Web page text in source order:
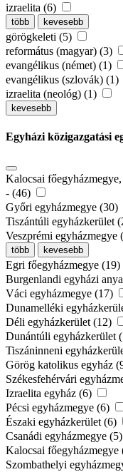
izraelita (6)
több kevesebb
görögkeleti (5)
református (magyar) (3)
evangélikus (német) (1)
evangélikus (szlovák) (1)
izraelita (neológ) (1)
kevesebb
Egyházi közigazgatási
Kalocsai
- (46)
Győri egyházmegye (30)
Tiszántúli egyházkerület
Veszprémi egyházmegye
több kevesebb
Egri főegyházmegye (19)
Burgenlandi egyházi
Váci egyházmegye (17)
Dunamelléki
Déli egyházkerület (12)
Dunántúli egyházkerület
Tiszáninneni
Görög katolikus egyház
Székesfehérvári
Izraelita egyház (6)
Pécsi egyházmegye (6)
Északi egyházkerület (6)
Csanádi egyházmegye (5)
Kalocsai főegyházmegye
Szombathelyi